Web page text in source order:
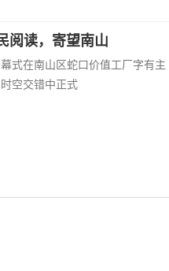
阅读，寄望南山
式在南山区蛇口价值工厂字有主
空交错中正式